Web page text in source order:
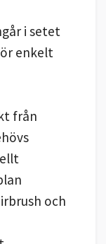
i setet
enkelt
från
och